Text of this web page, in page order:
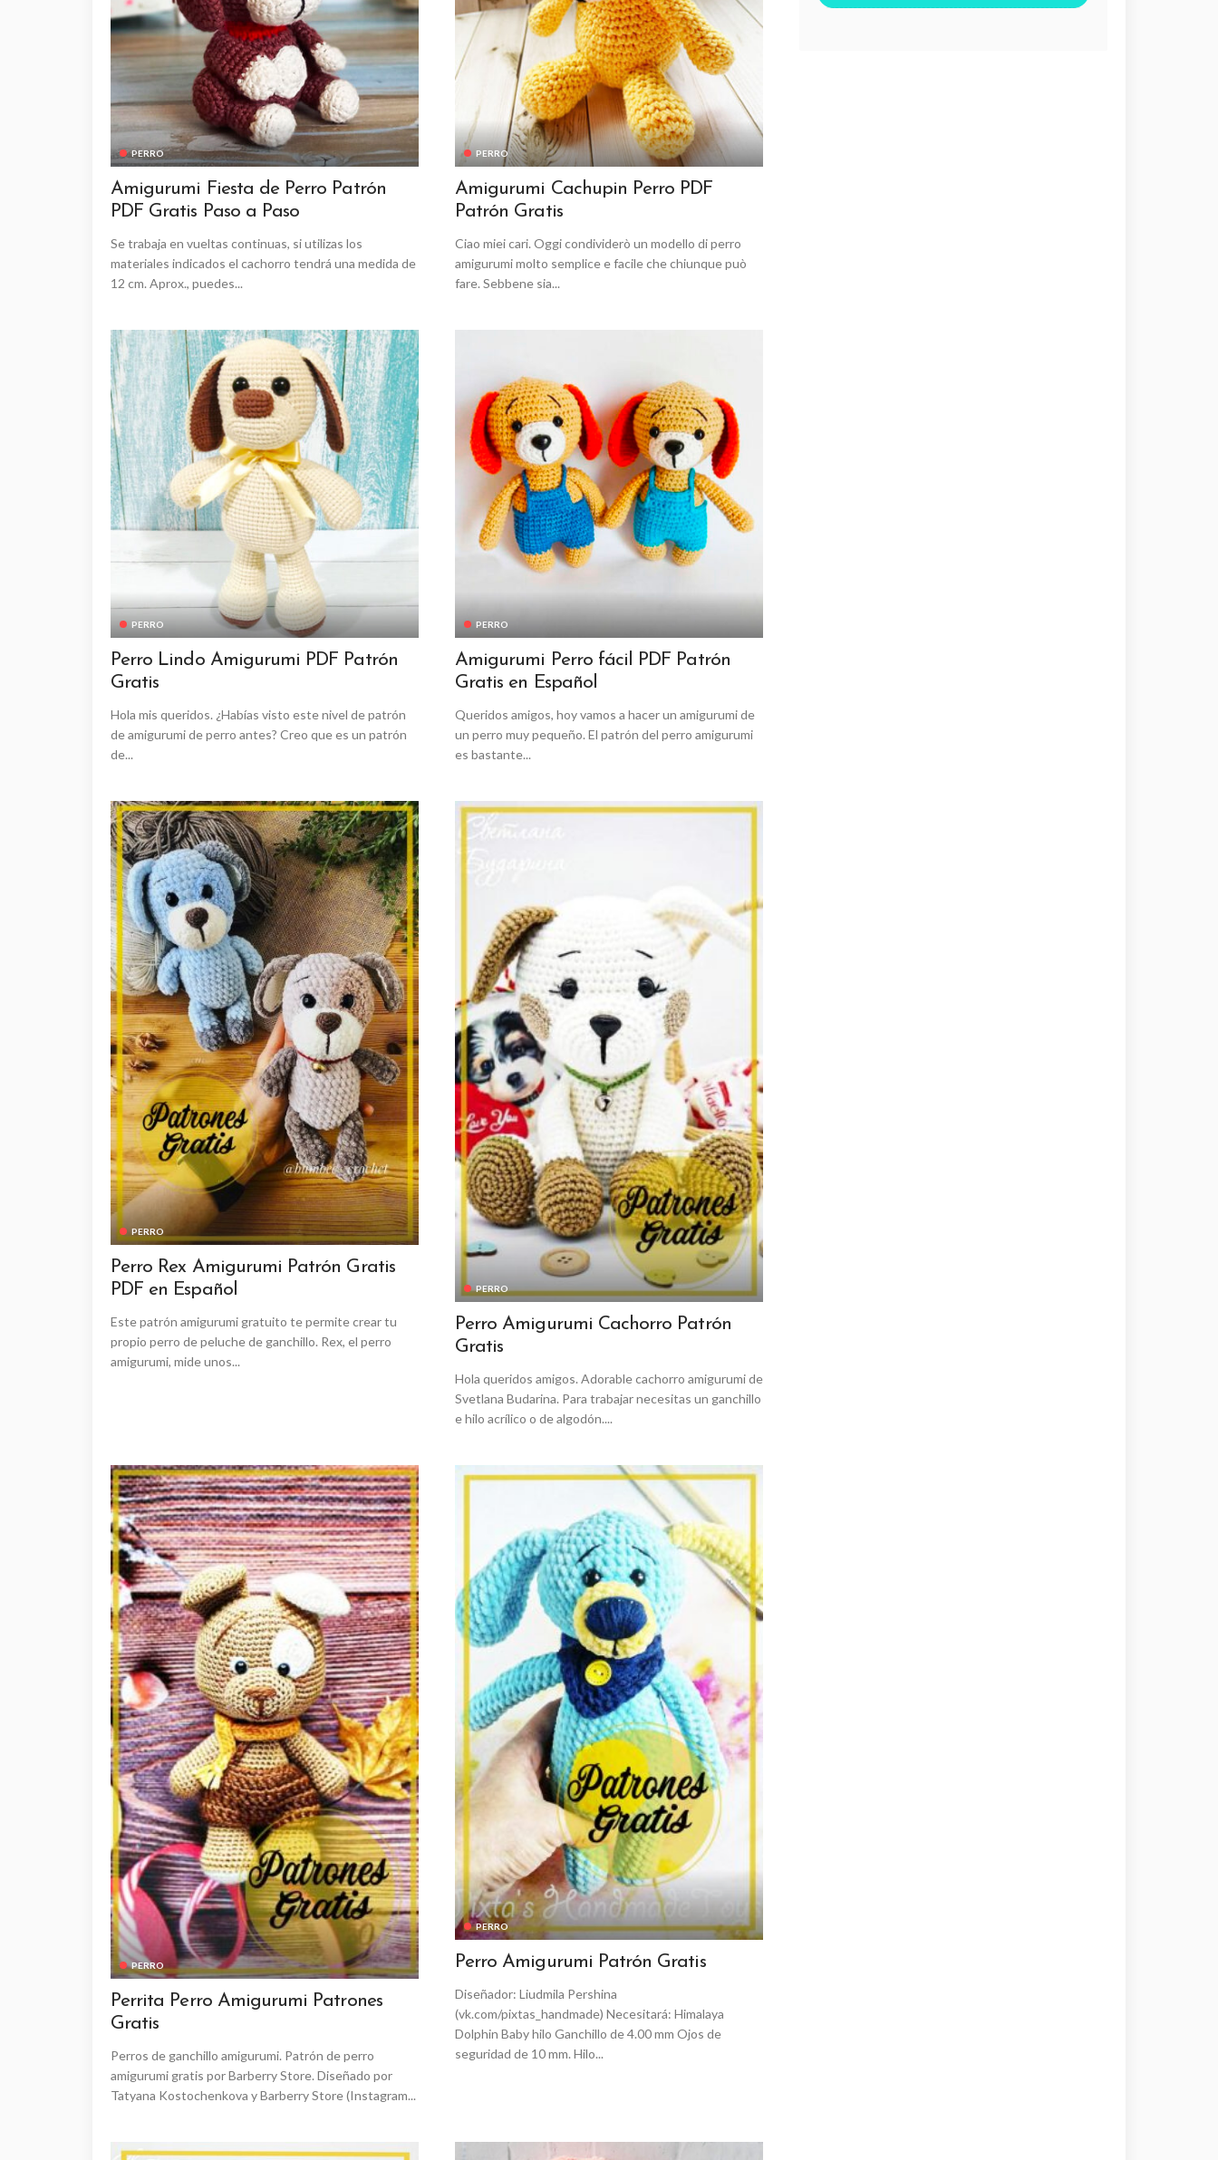
PERRO
Amigurumi Fiesta de Perro Patrón
PDF Gratis Paso a Paso
Se trabaja en vueltas continuas, si utilizas los
materiales indicados el cachorro tendrá una medida de
12 cm. Aprox., puedes...
PERRO
Amigurumi Cachupin Perro PDF
Patrón Gratis
Ciao miei cari. Oggi condividerò un modello di perro
amigurumi molto semplice e facile che chiunque può
fare. Sebbene sia...
PERRO
Perro Lindo Amigurumi PDF Patrón
Gratis
Hola mis queridos. ¿Habías visto este nivel de patrón
de amigurumi de perro antes? Creo que es un patrón
de...
PERRO
Amigurumi Perro fácil PDF Patrón
Gratis en Español
Queridos amigos, hoy vamos a hacer un amigurumi de
un perro muy pequeño. El patrón del perro amigurumi
es bastante...
PERRO
Perro Rex Amigurumi Patrón Gratis
PDF en Español
Este patrón amigurumi gratuito te permite crear tu
propio perro de peluche de ganchillo. Rex, el perro
amigurumi, mide unos...
PERRO
Perro Amigurumi Cachorro Patrón
Gratis
Hola queridos amigos. Adorable cachorro amigurumi de
Svetlana Budarina. Para trabajar necesitas un ganchillo
e hilo acrílico o de algodón....
PERRO
Perrita Perro Amigurumi Patrones
Gratis
Perros de ganchillo amigurumi. Patrón de perro
amigurumi gratis por Barberry Store. Diseñado por
Tatyana Kostochenkova y Barberry Store (Instagram...
PERRO
Perro Amigurumi Patrón Gratis
Diseñador: Liudmila Pershina
(vk.com/pixtas_handmade) Necesitará: Himalaya
Dolphin Baby hilo Ganchillo de 4.00 mm Ojos de
seguridad de 10 mm. Hilo...